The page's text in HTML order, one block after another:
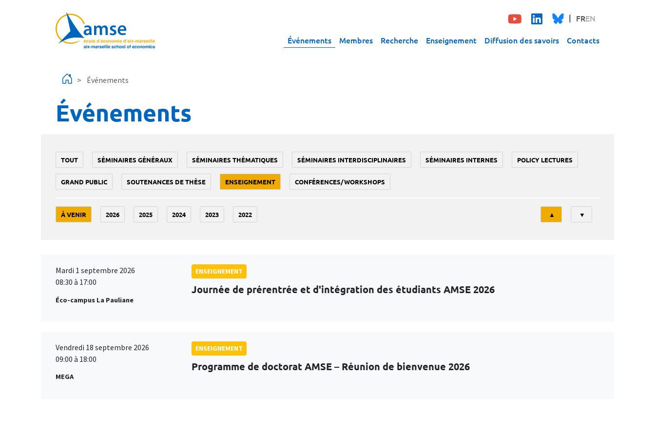
FREN
Événements Membres Recherche Enseignement Diffusion des savoirs Contacts
Événements
Événements
TOUT SÉMINAIRES GÉNÉRAUX SÉMINAIRES THÉMATIQUES SÉMINAIRES INTERDISCIPLINAIRES SÉMINAIRES INTERNES POLICY LECTURES
GRAND PUBLIC SOUTENANCES DE THÈSE ENSEIGNEMENT CONFÉRENCES/WORKSHOPS
À VENIR 2026 2025 2024 2023 2022
Tri
▲ ▼
Mardi 1 septembre 2026
08:30 à 17:00
Éco-campus La Pauliane
ENSEIGNEMENT
Journée de prérentrée et d'intégration des étudiants AMSE 2026
Vendredi 18 septembre 2026
09:00 à 18:00
MEGA
ENSEIGNEMENT
Programme de doctorat AMSE – Réunion de bienvenue 2026